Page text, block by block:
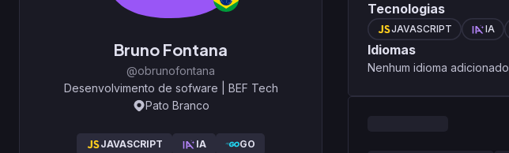
Bruno Fontana
@obrunofontana
Desenvolvimento de sofware
BEF Tech
Pato Branco
JAVASCRIPT IA
GO
Tecnologias
JAVASCRIPT IA
Idiomas
Nenhum idioma adicionado